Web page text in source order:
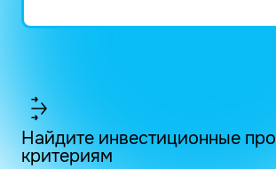
Найдите инвестиционные
критериям